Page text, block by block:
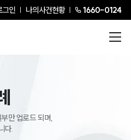
그인 나의사건현황 1660-0124
만 업로드 되며,
다.